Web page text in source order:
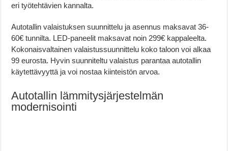
eri työtehtävien kannalta.
Autotallin valaistuksen suunnittelu ja asennus maksavat 36-
60€ tunnilta. LED-paneelit maksavat noin 299€ kappaleelta.
Kokonaisvaltainen valaistussuunnittelu koko taloon voi alkaa
99 eurosta. Hyvin suunniteltu valaistus parantaa autotallin
käytettävyyttä ja voi nostaa kiinteistön arvoa.
Autotallin lämmitysjärjestelmän
modernisointi